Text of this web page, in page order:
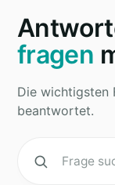
fragen
Die wichtigsten
beantwortet.